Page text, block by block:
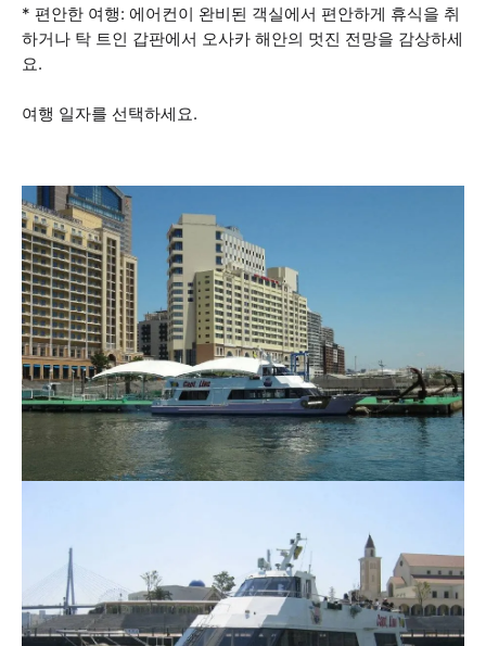
* 편안한 여행: 에어컨이 완비된 객실에서 편안하게 휴식을 취
하거나 탁 트인 갑판에서 오사카 해안의 멋진 전망을 감상하세
요.
여행 일자를 선택하세요.